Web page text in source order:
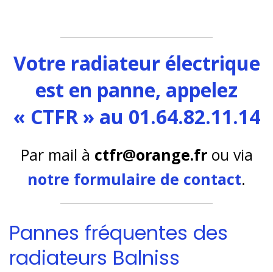
Votre radiateur électrique
est en panne, appelez
« CTFR » au 01.64.82.11.14
Par mail à ctfr@orange.frou via
notre formulaire de contact.
Pannes fréquentes des
radiateurs Balniss